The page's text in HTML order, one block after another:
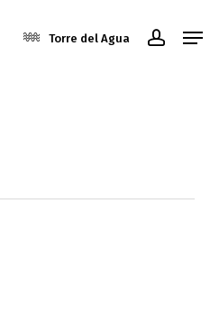
Torre del Agua account